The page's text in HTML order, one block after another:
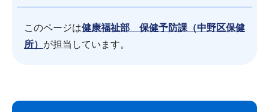
このページは健康福祉部 保健予防課（中野区保健
所） が担当しています。